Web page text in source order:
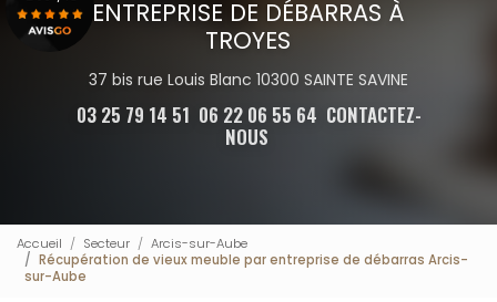
ENTREPRISE DE DÉBARRAS À
TROYES
37 bis rue Louis Blanc 10300 SAINTE SAVINE
03 25 79 14 51 06 22 06 55 64 CONTACTEZ-
NOUS
Accueil Secteur
Arcis-sur-Aube
Récupération de vieux meuble par entreprise de débarras Arcis-
sur-Aube